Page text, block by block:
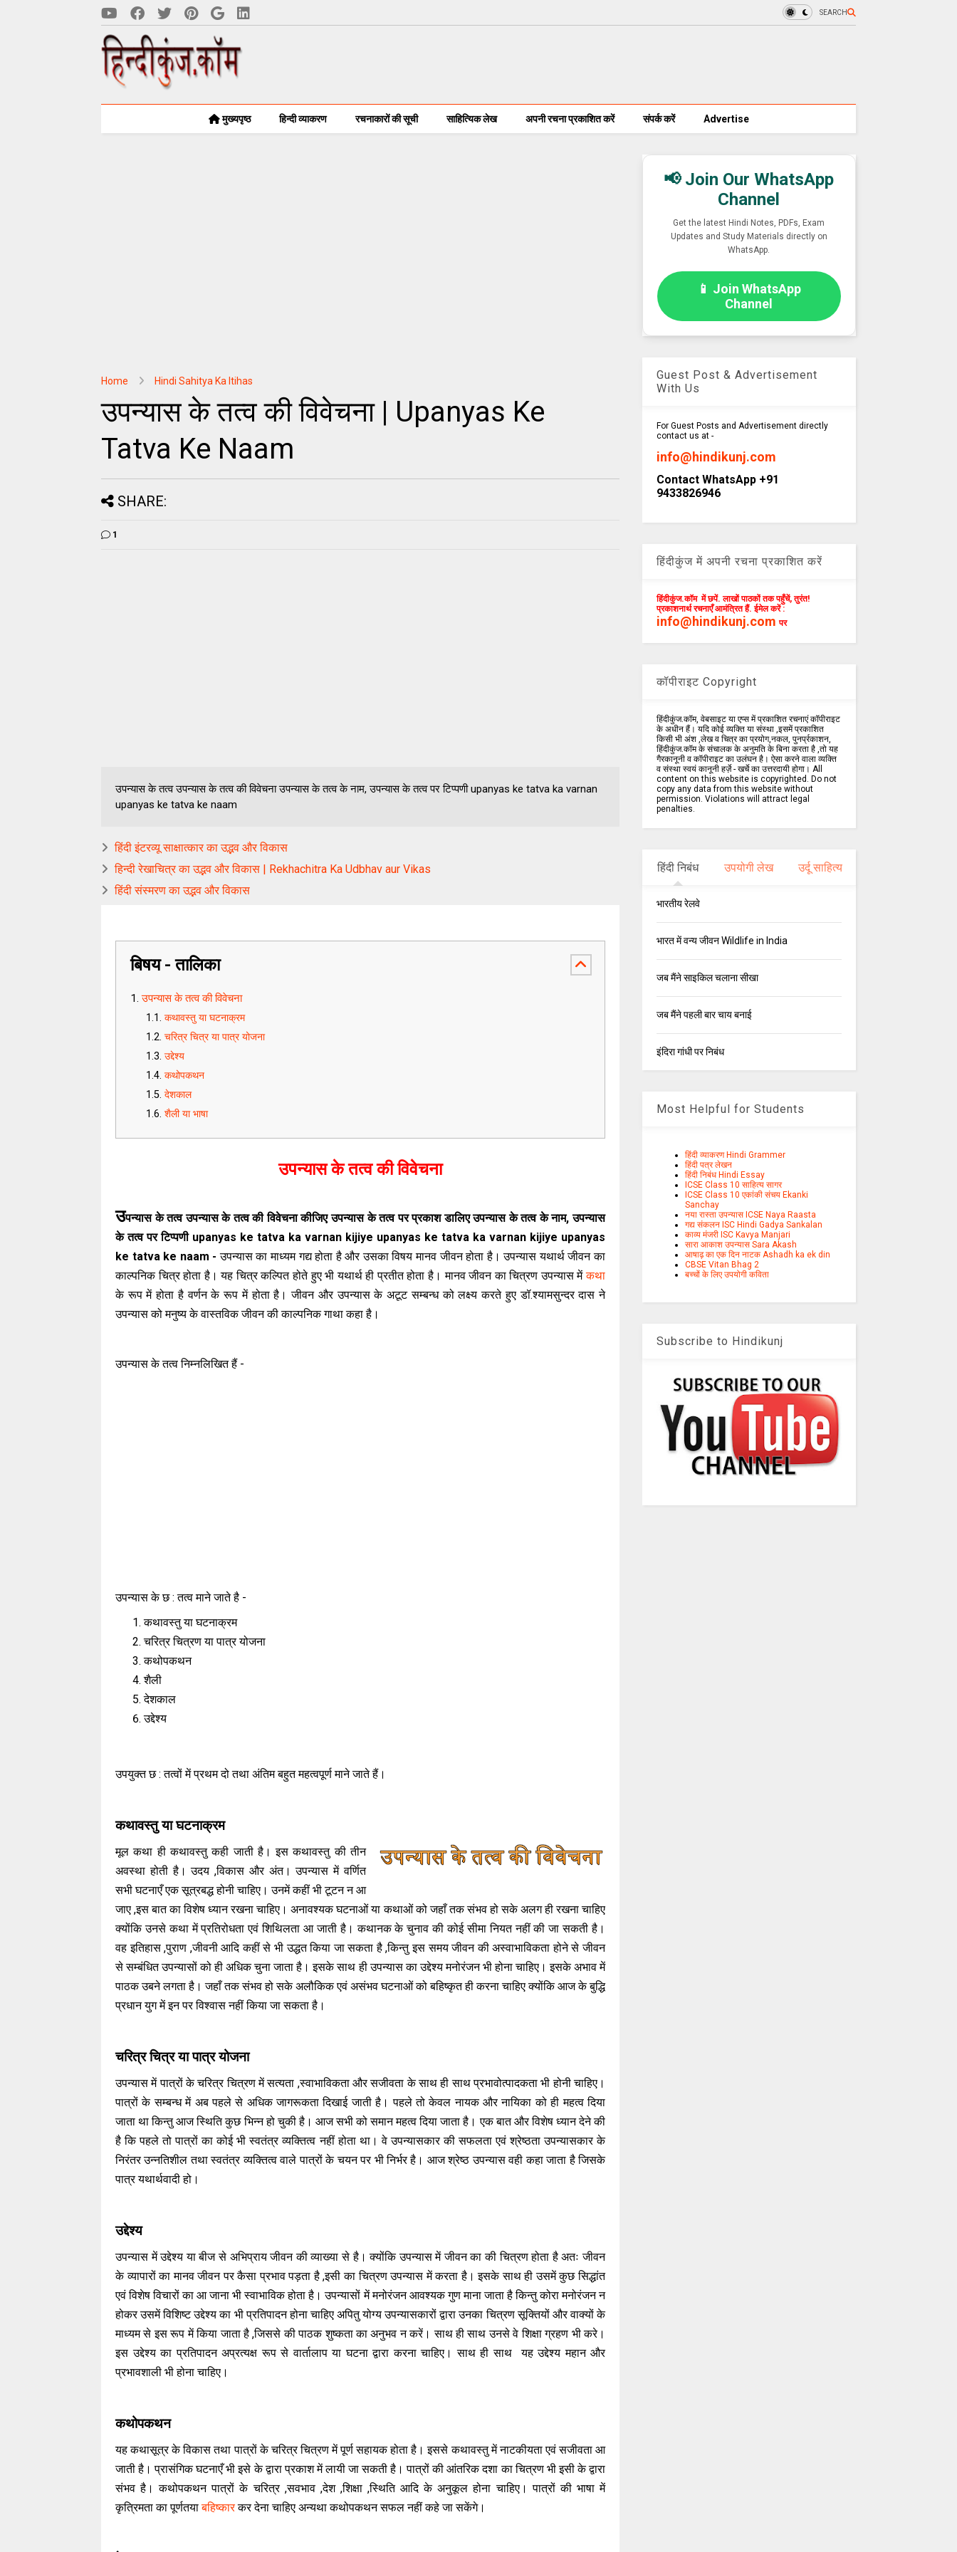
SEARCH
मुख्यपृष्ठ हिन्दी व्याकरण रचनाकारों की सूची साहित्यिक लेख अपनी रचना प्रकाशित करें संपर्क करें Advertise
Home Hindi Sahitya Ka Itihas
उपन्यास के तत्व की विवेचना | Upanyas Ke
Tatva Ke Naam
SHARE:
1
उपन्यास के तत्व उपन्यास के तत्व की विवेचना उपन्यास के तत्व के नाम, उपन्यास के तत्व पर टिप्पणी upanyas ke tatva ka varnan
upanyas ke tatva ke naam
हिंदी इंटरव्यू साक्षात्कार का उद्भव और विकास
हिन्दी रेखाचित्र का उद्भव और विकास | Rekhachitra Ka Udbhav aur Vikas
हिंदी संस्मरण का उद्भव और विकास
बिषय - तालिका
उपन्यास के तत्व की विवेचना
कथावस्तु या घटनाक्रम
चरित्र चित्र या पात्र योजना
उद्देश्य
कथोपकथन
देशकाल
शैली या भाषा
उपन्यास के तत्व की विवेचना
उपन्यास के तत्व उपन्यास के तत्व की विवेचना कीजिए उपन्यास के तत्व पर प्रकाश डालिए उपन्यास के तत्व के नाम, उपन्यास
के तत्व पर टिप्पणी upanyas ke tatva ka varnan kijiye upanyas ke tatva ka varnan kijiye upanyas
ke tatva ke naam -उपन्यास का माध्यम गद्य होता है और उसका विषय मानव जीवन होता है। उपन्यास यथार्थ जीवन का
काल्पनिक चित्र होता है। यह चित्र कल्पित होते हुए भी यथार्थ ही प्रतीत होता है। मानव जीवन का चित्रण उपन्यास मेंकथा
के रूप में होता है वर्णन के रूप में होता है। जीवन और उपन्यास के अटूट सम्बन्ध को लक्ष्य करते हुए डॉ.श्यामसुन्दर दास ने
उपन्यास को मनुष्य के वास्तविक जीवन की काल्पनिक गाथा कहा है।
उपन्यास के तत्व निम्नलिखित हैं -
उपन्यास के छ : तत्व माने जाते है -
कथावस्तु या घटनाक्रम
चरित्र चित्रण या पात्र योजना
कथोपकथन
शैली
देशकाल
उद्देश्य
उपयुक्त छ : तत्वों में प्रथम दो तथा अंतिम बहुत महत्वपूर्ण माने जाते हैं।
कथावस्तु या घटनाक्रम
मूल कथा ही कथावस्तु कही जाती है। इस कथावस्तु की तीन
अवस्था होती है। उदय ,विकास और अंत। उपन्यास में वर्णित
सभी घटनाएँ एक सूत्रबद्ध होनी चाहिए। उनमें कहीं भी टूटन न आ
जाए ,इस बात का विशेष ध्यान रखना चाहिए। अनावश्यक घटनाओं या कथाओं को जहाँ तक संभव हो सके अलग ही रखना चाहिए
क्योंकि उनसे कथा में प्रतिरोधता एवं शिथिलता आ जाती है। कथानक के चुनाव की कोई सीमा नियत नहीं की जा सकती है।
वह इतिहास ,पुराण ,जीवनी आदि कहीं से भी उद्धत किया जा सकता है ,किन्तु इस समय जीवन की अस्वाभाविकता होने से जीवन
से सम्बंधित उपन्यासों को ही अधिक चुना जाता है। इसके साथ ही उपन्यास का उद्देश्य मनोरंजन भी होना चाहिए। इसके अभाव में
पाठक उबने लगता है। जहाँ तक संभव हो सके अलौकिक एवं असंभव घटनाओं को बहिष्कृत ही करना चाहिए क्योंकि आज के बुद्धि
प्रधान युग में इन पर विश्वास नहीं किया जा सकता है।
चरित्र चित्र या पात्र योजना
उपन्यास में पात्रों के चरित्र चित्रण में सत्यता ,स्वाभाविकता और सजीवता के साथ ही साथ प्रभावोत्पादकता भी होनी चाहिए।
पात्रों के सम्बन्ध में अब पहले से अधिक जागरूकता दिखाई जाती है। पहले तो केवल नायक और नायिका को ही महत्व दिया
जाता था किन्तु आज स्थिति कुछ भिन्न हो चुकी है। आज सभी को समान महत्व दिया जाता है। एक बात और विशेष ध्यान देने की
है कि पहले तो पात्रों का कोई भी स्वतंत्र व्यक्तित्व नहीं होता था। वे उपन्यासकार की सफलता एवं श्रेष्ठता उपन्यासकार के
निरंतर उन्नतिशील तथा स्वतंत्र व्यक्तित्व वाले पात्रों के चयन पर भी निर्भर है। आज श्रेष्ठ उपन्यास वही कहा जाता है जिसके
पात्र यथार्थवादी हो।
उद्देश्य
उपन्यास में उद्देश्य या बीज से अभिप्राय जीवन की व्याख्या से है। क्योंकि उपन्यास में जीवन का की चित्रण होता है अतः जीवन
के व्यापारों का मानव जीवन पर कैसा प्रभाव पड़ता है ,इसी का चित्रण उपन्यास में करता है। इसके साथ ही उसमें कुछ सिद्धांत
एवं विशेष विचारों का आ जाना भी स्वाभाविक होता है। उपन्यासों में मनोरंजन आवश्यक गुण माना जाता है किन्तु कोरा मनोरंजन न
होकर उसमें विशिष्ट उद्देश्य का भी प्रतिपादन होना चाहिए अपितु योग्य उपन्यासकारों द्वारा उनका चित्रण सूक्तियों और वाक्यों के
माध्यम से इस रूप में किया जाता है ,जिससे की पाठक शुष्कता का अनुभव न करें। साथ ही साथ उनसे वे शिक्षा ग्रहण भी करे।
इस उद्देश्य का प्रतिपादन अप्रत्यक्ष रूप से वार्तालाप या घटना द्वारा करना चाहिए। साथ ही साथ यह उद्देश्य महान और
प्रभावशाली भी होना चाहिए।
कथोपकथन
यह कथासूत्र के विकास तथा पात्रों के चरित्र चित्रण में पूर्ण सहायक होता है। इससे कथावस्तु में नाटकीयता एवं सजीवता आ
जाती है। प्रासंगिक घटनाएँ भी इसे के द्वारा प्रकाश में लायी जा सकती है। पात्रों की आंतरिक दशा का चित्रण भी इसी के द्वारा
संभव है। कथोपकथन पात्रों के चरित्र ,सवभाव ,देश ,शिक्षा ,स्थिति आदि के अनुकूल होना चाहिए। पात्रों की भाषा में
कृत्रिमता का पूर्णतयाबहिष्कारकर देना चाहिए अन्यथा कथोपकथन सफल नहीं कहे जा सकेंगे।
📢 Join Our WhatsApp
Channel
Get the latest Hindi Notes, PDFs, Exam
Updates and Study Materials directly on
WhatsApp.
📱 Join WhatsApp
Channel
Guest Post & Advertisement
With Us
For Guest Posts and Advertisement directly
contact us at -
info@hindikunj.com
Contact WhatsApp +91
9433826946
हिंदीकुंज में अपनी रचना प्रकाशित करें
हिंदीकुंज.कॉम में छपें. लाखों पाठकों तक पहुँचें, तुरंत!
प्रकाशनार्थ रचनाएँ आमंत्रित हैं. ईमेल करें :
info@hindikunj.com पर
कॉपीराइट Copyright
हिंदीकुंज.कॉम, वेबसाइट या एप्स में प्रकाशित रचनाएं कॉपीराइट
के अधीन हैं। यदि कोई व्यक्ति या संस्था ,इसमें प्रकाशित
किसी भी अंश ,लेख व चित्र का प्रयोग,नकल, पुनर्प्रकाशन,
हिंदीकुंज.कॉम के संचालक के अनुमति के बिना करता है ,तो यह
गैरकानूनी व कॉपीराइट का उलंघन है। ऐसा करने वाला व्यक्ति
व संस्था स्वयं कानूनी हर्ज़े - खर्चे का उत्तरदायी होगा। All
content on this website is copyrighted. Do not
copy any data from this website without
permission. Violations will attract legal
penalties.
हिंदी निबंध उपयोगी लेख उर्दू साहित्य
भारतीय रेलवे
भारत में वन्य जीवन Wildlife in India
जब मैंने साइकिल चलाना सीखा
जब मैंने पहली बार चाय बनाई
इंदिरा गांधी पर निबंध
Most Helpful for Students
हिंदी व्याकरण Hindi Grammer
हिंदी पत्र लेखन
हिंदी निबंध Hindi Essay
ICSE Class 10 साहित्य सागर
ICSE Class 10 एकांकी संचय Ekanki
Sanchay
नया रास्ता उपन्यास ICSE Naya Raasta
गद्य संकलन ISC Hindi Gadya Sankalan
काव्य मंजरी ISC Kavya Manjari
सारा आकाश उपन्यास Sara Akash
आषाढ़ का एक दिन नाटक Ashadh ka ek din
CBSE Vitan Bhag 2
बच्चों के लिए उपयोगी कविता
Subscribe to Hindikunj